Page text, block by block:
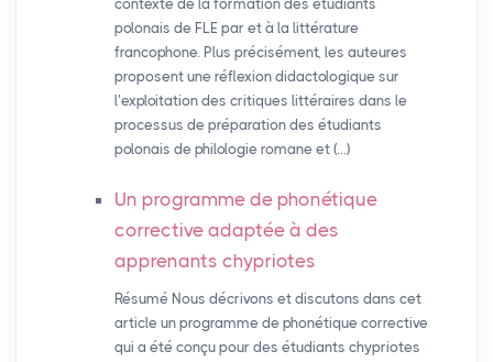
contexte de la formation des étudiants
polonais de FLE par et à la littérature
francophone. Plus précisément, les auteures
proposent une réflexion didactologique sur
l’exploitation des critiques littéraires dans le
processus de préparation des étudiants
polonais de philologie romane et (…)
Un programme de phonétique
corrective adaptée à des
apprenants chypriotes
Résumé Nous décrivons et discutons dans cet
article un programme de phonétique corrective
qui a été conçu pour des étudiants chypriotes